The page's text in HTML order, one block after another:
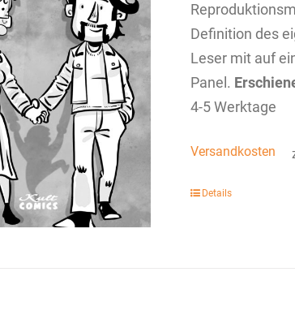
Definition des
Leser mit auf
Panel.
4-5 Werktage
Versandkosten
Details